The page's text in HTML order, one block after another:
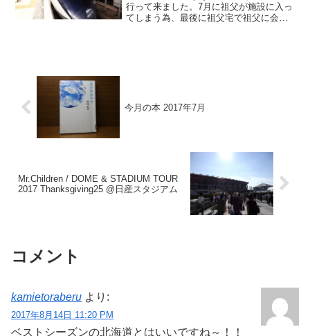
行って来ました。7月に祖父が施設に入っ
てしまう為、最後に祖父宅で祖父に会い
今月の本 2017年7月
Mr.Children / DOME & STADIUM TOUR
2017 Thanksgiving25 @日産スタジアム
コメント
kamietoraberu より:
2017年8月14日 11:20 PM
ベストシーズンの北海道とはいいですね～！！